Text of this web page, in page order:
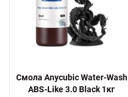
Смола Anycubic Water-Wash
ABS-Like 3.0 Black 1кг